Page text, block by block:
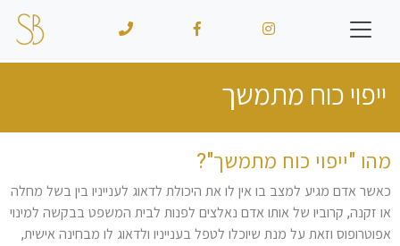
ייפוי כוח מתמשך
מהו "ייפוי כוח מתמשך"?
כאשר אדם מגיע למצב בו אין לו את היכולת לדאוג לענייניו בין בשל מחלה
או זקנה, קרוביו של אותו אדם נאלצים לפנות לבית המשפט בבקשה למינוי
אפוטרופוס וזאת על מנת שיוכלו לטפל בענייניו ולדאוג לו מבחינה אישית,